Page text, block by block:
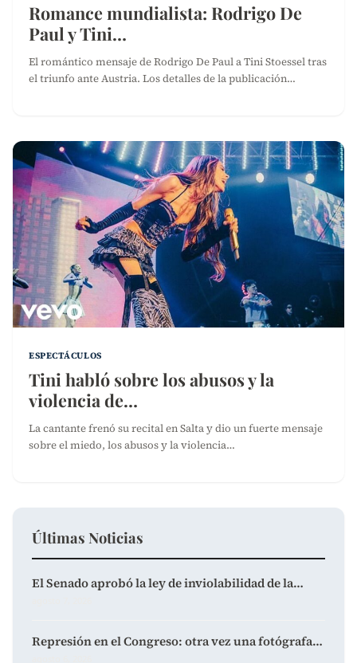
Romance mundialista: Rodrigo De
Paul y Tini…
El romántico mensaje de Rodrigo De Paul a Tini Stoessel tras
el triunfo ante Austria. Los detalles de la publicación…
ESPECTÁCULOS
Tini habló sobre los abusos y la
violencia de…
La cantante frenó su recital en Salta y dio un fuerte mensaje
sobre el miedo, los abusos y la violencia…
Últimas Noticias
El Senado aprobó la ley de inviolabilidad de la…
Represión en el Congreso: otra vez una fotógrafa…